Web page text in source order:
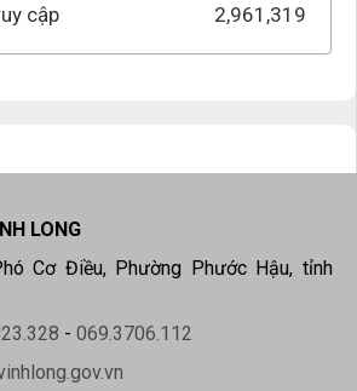
cập
2,961,319
LONG
Cơ Điều, Phường Phước Hậu, tỉnh
- 069.3706.112